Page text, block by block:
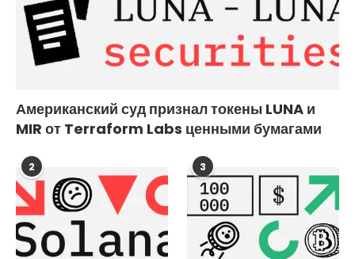
Американский суд признал токены LUNA и
MIR от Terraform Labs ценными бумагами
2 3